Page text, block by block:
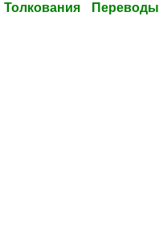
Толкования Переводы